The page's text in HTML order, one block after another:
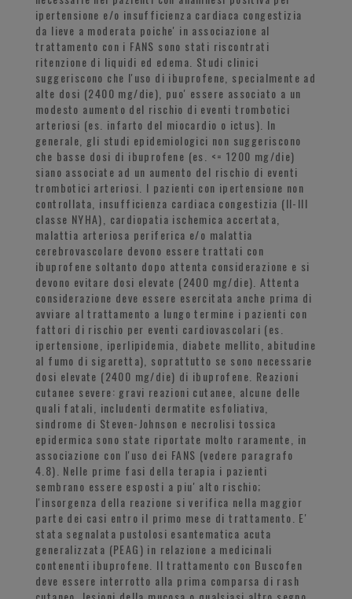
ipertensione e/o insufficienza cardiaca congestizia
da lieve a moderata poiche' in associazione al
trattamento con i FANS sono stati riscontrati
ritenzione di liquidi ed edema. Studi clinici
suggeriscono che l'uso di ibuprofene, specialmente ad
alte dosi (2400 mg/die), puo' essere associato a un
modesto aumento del rischio di eventi trombotici
arteriosi (es. infarto del miocardio o ictus). In
generale, gli studi epidemiologici non suggeriscono
che basse dosi di ibuprofene (es. <= 1200 mg/die)
siano associate ad un aumento del rischio di eventi
trombotici arteriosi. I pazienti con ipertensione non
controllata, insufficienza cardiaca congestizia (II-III
classe NYHA), cardiopatia ischemica accertata,
malattia arteriosa periferica e/o malattia
cerebrovascolare devono essere trattati con
ibuprofene soltanto dopo attenta considerazione e si
devono evitare dosi elevate (2400 mg/die). Attenta
considerazione deve essere esercitata anche prima di
avviare al trattamento a lungo termine i pazienti con
fattori di rischio per eventi cardiovascolari (es.
ipertensione, iperlipidemia, diabete mellito, abitudine
al fumo di sigaretta), soprattutto se sono necessarie
dosi elevate (2400 mg/die) di ibuprofene. Reazioni
cutanee severe: gravi reazioni cutanee, alcune delle
quali fatali, includenti dermatite esfoliativa,
sindrome di Steven-Johnson e necrolisi tossica
epidermica sono state riportate molto raramente, in
associazione con l'uso dei FANS (vedere paragrafo
4.8). Nelle prime fasi della terapia i pazienti
sembrano essere esposti a piu' alto rischio;
l'insorgenza della reazione si verifica nella maggior
parte dei casi entro il primo mese di trattamento. E'
stata segnalata pustolosi esantematica acuta
generalizzata (PEAG) in relazione a medicinali
contenenti ibuprofene. Il trattamento con Buscofen
deve essere interrotto alla prima comparsa di rash